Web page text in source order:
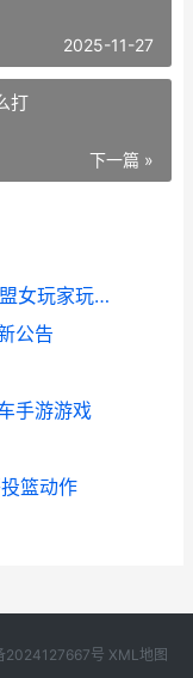
2025-11-27
打
下一篇 »
英雄联盟女玩家裸体玩游戏 英雄联盟女玩家玩的最多的英雄
公告
手游游戏
篮动作
2024127667号 XML地图